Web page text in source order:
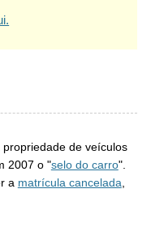
de veículos
2007 o "selo do carro".
a matrícula cancelada